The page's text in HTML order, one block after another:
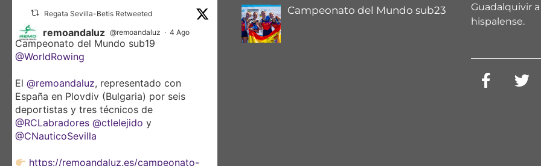
Regata Sevilla-Betis Retweeted
remoandaluz @remoandaluz · 4 Ago
Campeonato del Mundo sub19
@WorldRowing
El @remoandaluz, representado con
España en Plovdiv (Bulgaria) por seis
deportistas y tres técnicos de
@RCLabradores @ctlelejido y
@CNauticoSevilla
https://remoandaluz.es/campeonato-
Campeonato del Mundo sub23
Guadalquivir
hispalense.